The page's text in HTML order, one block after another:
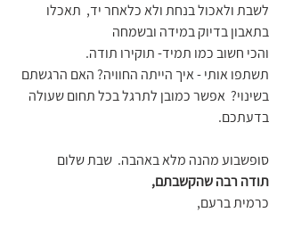
לשבת ולאכול בנחת ולא כלאחר יד,  תאכלו
בתאבון בדיוק במידה ובשמחה
והכי חשוב כמו תמיד- תוקירו תודה.
תשתפו אותי - איך הייתה החוויה? האם הרגשתם
בשינוי?  אפשר כמובן לתרגל בכל תחום שעולה
בדעתכם.
סופשבוע מהנה מלא באהבה.  שבת שלום
תודה רבה שהקשבתם,
כרמית ברעם,